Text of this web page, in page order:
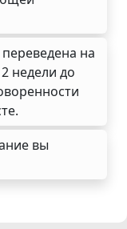
на
недели до
вы